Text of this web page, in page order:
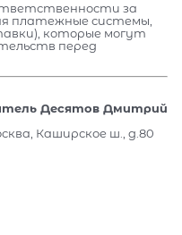
за
платежные системы,
которые могут
перед
Десятов Дмитрий
Каширское ш., д.80